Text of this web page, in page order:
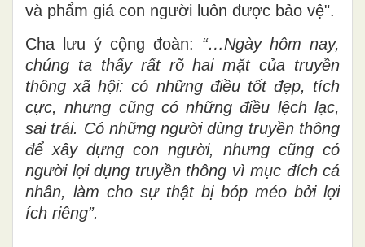
và phẩm giá con người luôn được bảo vệ".
Cha lưu ý cộng đoàn: “…Ngày hôm nay,
chúng ta thấy rất rõ hai mặt của truyền
thông xã hội: có những điều tốt đẹp, tích
cực, nhưng cũng có những điều lệch lạc,
sai trái. Có những người dùng truyền thông
để xây dựng con người, nhưng cũng có
người lợi dụng truyền thông vì mục đích cá
nhân, làm cho sự thật bị bóp méo bởi lợi
ích riêng”.